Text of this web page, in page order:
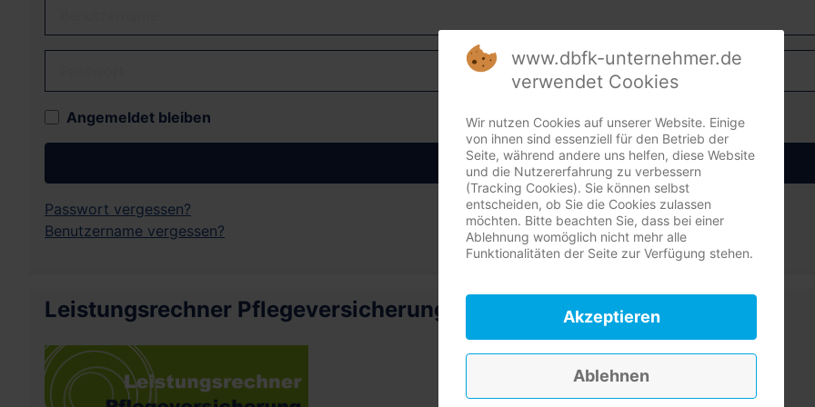
Angemeldet bleiben
Anmelden
Passwort vergessen?
Benutzername vergessen?
Leistungsrechner Pflegeversicherung
www.dbfk-unternehmer.de
verwendet Cookies
Wir nutzen Cookies auf unserer Website. Einige
von ihnen sind essenziell für den Betrieb der
Seite, während andere uns helfen, diese Website
und die Nutzererfahrung zu verbessern
(Tracking Cookies). Sie können selbst
entscheiden, ob Sie die Cookies zulassen
möchten. Bitte beachten Sie, dass bei einer
Ablehnung womöglich nicht mehr alle
Funktionalitäten der Seite zur Verfügung stehen.
Akzeptieren
Ablehnen